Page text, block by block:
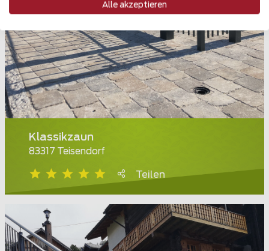
Klassikzaun
83317 Teisendorf
Teilen
Alle akzeptieren